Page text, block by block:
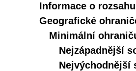
Informace o
Geografické
Minimální
Nejzápadnější
Nejvýchodnější